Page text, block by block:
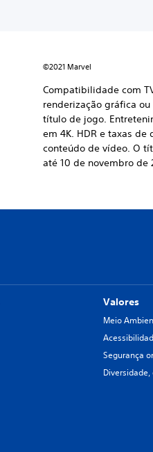
©2021 Marvel
Compatibilidade com
renderização gráfica
título de jogo.
em 4K. HDR e taxas
conteúdo de vídeo. O
até 10 de novembro de
Valores
Meio
Segurança